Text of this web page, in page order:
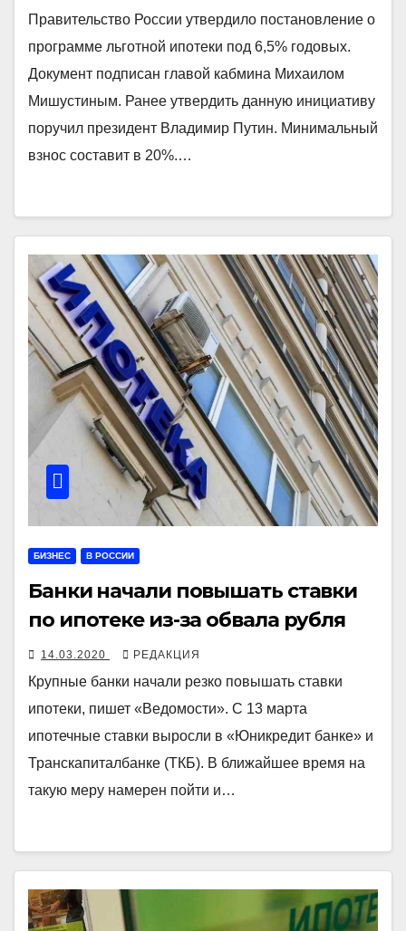
Правительство России утвердило постановление о
программе льготной ипотеки под 6,5% годовых.
Документ подписан главой кабмина Михаилом
Мишустиным. Ранее утвердить данную инициативу
поручил президент Владимир Путин. Минимальный
взнос составит в 20%.…
БИЗНЕС В РОССИИ
Банки начали повышать ставки
по ипотеке из-за обвала рубля
14.03.2020 РЕДАКЦИЯ
Крупные банки начали резко повышать ставки
ипотеки, пишет «Ведомости». С 13 марта
ипотечные ставки выросли в «Юникредит банке» и
Транскапиталбанке (ТКБ). В ближайшее время на
такую меру намерен пойти и…